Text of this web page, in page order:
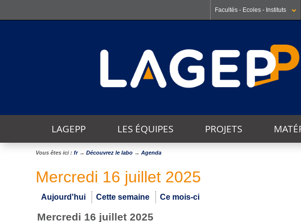
Facultés - Ecoles - Instituts
LAGEPP LES ÉQUIPES PROJETS
THÈMES TRANSVERSAUX
Vous êtes ici : fr→ Découvrez le labo → Agenda
Mercredi 16 juillet 2025
Aujourd'hui Cette semaine Ce mois-ci
mercredi 16 juillet 2025